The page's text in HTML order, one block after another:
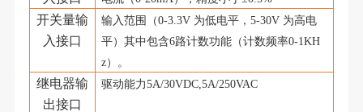
开关量输
入接口
输入范围（0-3.3V 为低电平， 5-30V 为高电
平）其中包含6路计数功能（计数频率0-1KH
z）。
继电器输
出接口
驱动能力5A/30VDC,5A/250VAC